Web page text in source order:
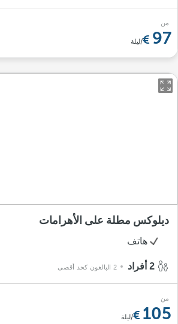
من
97 /ليلة
ديلوكس مطلة على الأهرامات
هاتف
2 البالغون كحد أقصى
من
105 /ليلة